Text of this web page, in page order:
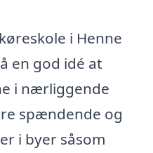
i Henne
en god idé at
i nærliggende
spændende og
i byer såsom